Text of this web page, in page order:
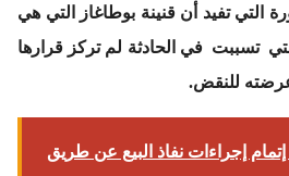
التي تفيد أن قنينة بوطاغاز التي هي
تسببت في الحادثة لم تركز قرارها
للنقض.
إجراءات نفاذ البيع عن طريق